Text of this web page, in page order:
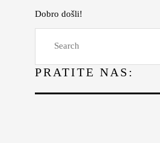
Dobro došli!
PRATITE NAS:
Lepota